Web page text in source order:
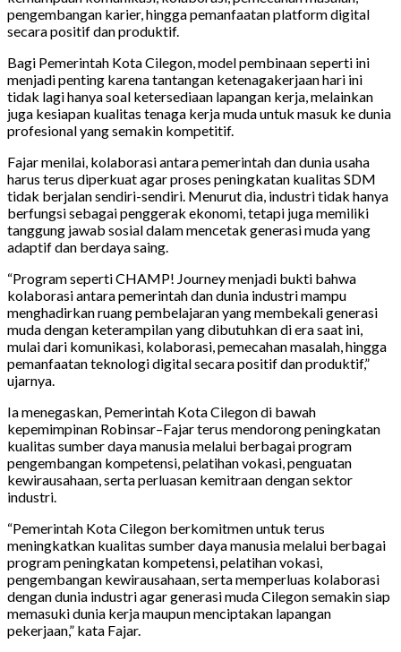
pengembangan karier, hingga pemanfaatan platform digital
secara positif dan produktif.
Bagi Pemerintah Kota Cilegon, model pembinaan seperti ini
menjadi penting karena tantangan ketenagakerjaan hari ini
tidak lagi hanya soal ketersediaan lapangan kerja, melainkan
juga kesiapan kualitas tenaga kerja muda untuk masuk ke dunia
profesional yang semakin kompetitif.
Fajar menilai, kolaborasi antara pemerintah dan dunia usaha
harus terus diperkuat agar proses peningkatan kualitas SDM
tidak berjalan sendiri-sendiri. Menurut dia, industri tidak hanya
berfungsi sebagai penggerak ekonomi, tetapi juga memiliki
tanggung jawab sosial dalam mencetak generasi muda yang
adaptif dan berdaya saing.
“Program seperti CHAMP! Journey menjadi bukti bahwa
kolaborasi antara pemerintah dan dunia industri mampu
menghadirkan ruang pembelajaran yang membekali generasi
muda dengan keterampilan yang dibutuhkan di era saat ini,
mulai dari komunikasi, kolaborasi, pemecahan masalah, hingga
pemanfaatan teknologi digital secara positif dan produktif,”
ujarnya.
Ia menegaskan, Pemerintah Kota Cilegon di bawah
kepemimpinan Robinsar–Fajar terus mendorong peningkatan
kualitas sumber daya manusia melalui berbagai program
pengembangan kompetensi, pelatihan vokasi, penguatan
kewirausahaan, serta perluasan kemitraan dengan sektor
industri.
“Pemerintah Kota Cilegon berkomitmen untuk terus
meningkatkan kualitas sumber daya manusia melalui berbagai
program peningkatan kompetensi, pelatihan vokasi,
pengembangan kewirausahaan, serta memperluas kolaborasi
dengan dunia industri agar generasi muda Cilegon semakin siap
memasuki dunia kerja maupun menciptakan lapangan
pekerjaan,” kata Fajar.